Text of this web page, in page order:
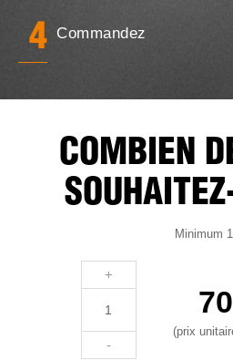
4 Commandez
COMBIEN
Minimum 1
+
-
(prix